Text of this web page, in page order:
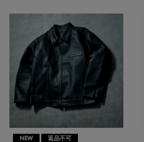
NEW 返品不可